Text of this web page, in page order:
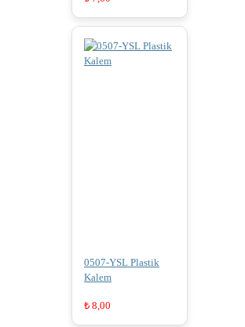
0507-YSL Plastik
Kalem
₺ 8,00